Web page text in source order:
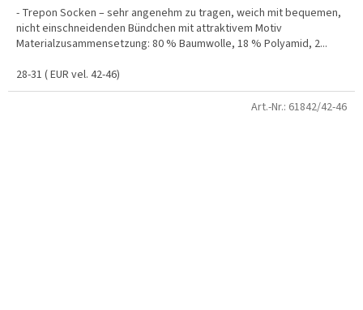
- Trepon Socken – sehr angenehm zu tragen, weich mit bequemen,
nicht einschneidenden Bündchen mit attraktivem Motiv
Materialzusammensetzung: 80 % Baumwolle, 18 % Polyamid, 2...
28-31 ( EUR vel. 42-46)
Art.-Nr.: 61842/42-46